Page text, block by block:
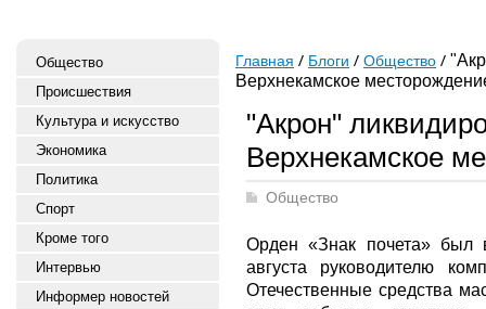
Общество
Происшествия
Культура и искусство
Экономика
Политика
Спорт
Кроме того
Интервью
Информер новостей
Главная Блоги Общество
Верхнекамское
"Акрон"
Верхнекамское
Общество
Орден «Знак почета» был
августа руководителю
Отечественные средства